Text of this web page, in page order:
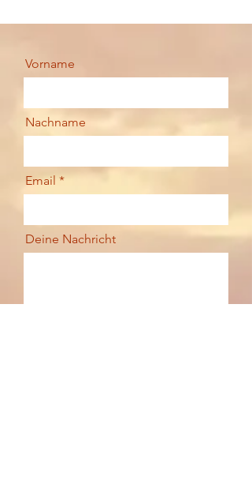
Vorname
Nachname
Email
Deine Nachricht